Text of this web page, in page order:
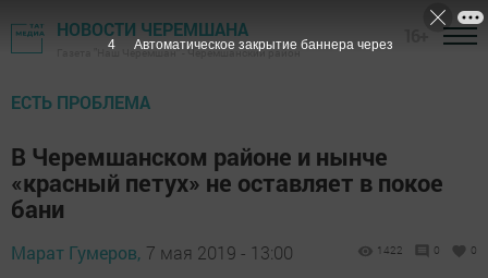
НОВОСТИ ЧЕРЕМШАНА
Газета "Наш Черемшан" - Черемшанский район
ЕСТЬ ПРОБЛЕМА
В Черемшанском районе и нынче
«красный петух» не оставляет в покое
бани
Марат Гумеров, 7 мая 2019 - 13:00 1422 0 0
4 Автоматическое закрытие баннера через